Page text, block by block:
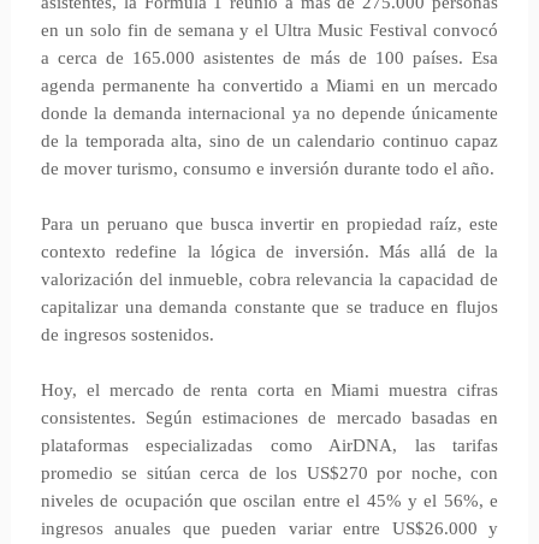
en un solo fin de semana y el Ultra Music Festival convocó
a cerca de 165.000 asistentes de más de 100 países. Esa
agenda permanente ha convertido a Miami en un mercado
donde la demanda internacional ya no depende únicamente
de la temporada alta, sino de un calendario continuo capaz
de mover turismo, consumo e inversión durante todo el año.
Para un peruano que busca invertir en propiedad raíz, este
contexto redefine la lógica de inversión. Más allá de la
valorización del inmueble, cobra relevancia la capacidad de
capitalizar una demanda constante que se traduce en flujos
de ingresos sostenidos.
Hoy, el mercado de renta corta en Miami muestra cifras
consistentes. Según estimaciones de mercado basadas en
plataformas especializadas como AirDNA, las tarifas
promedio se sitúan cerca de los US$270 por noche, con
niveles de ocupación que oscilan entre el 45% y el 56%, e
ingresos anuales que pueden variar entre US$26.000 y